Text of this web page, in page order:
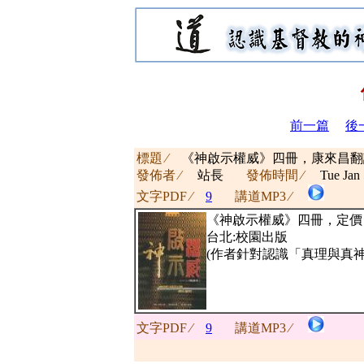
前一篇 後
標題 ∕《神啟示權威》四冊，康來
發佈者 ∕
站長 發佈時間 ∕
Tue
文字PDF ∕ 9
講道MP3 ∕
《神啟示權威》四冊，定
台北:校園出版
(作者針對認識「真理與真
文字PDF ∕ 9 講道MP3 ∕